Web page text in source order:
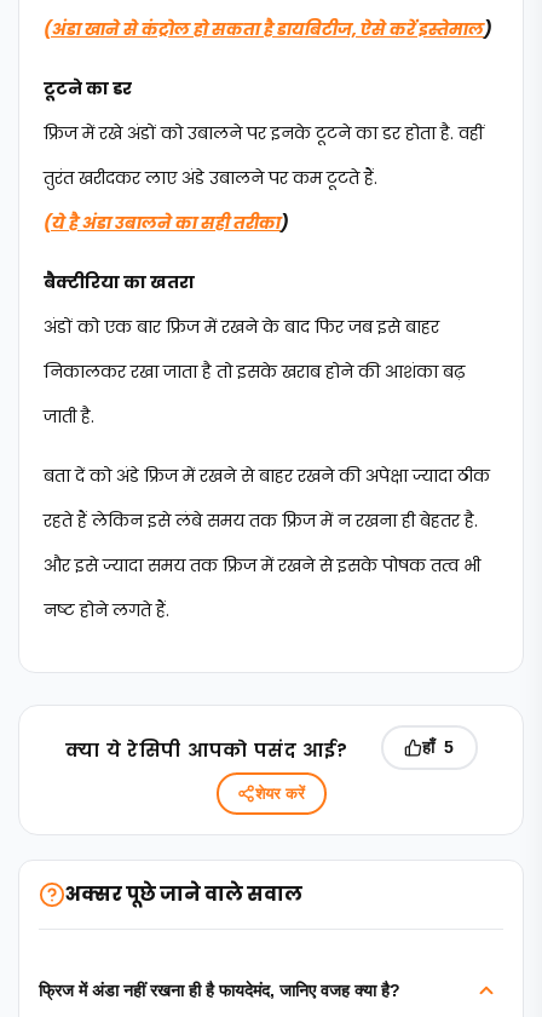
(अंडा खाने से कंट्रोल हो सकता है डायबिटीज, ऐसे करें इस्तेमाल)
टूटने का डर
फ्रिज में रखे अंडों को उबालने पर इनके टूटने का डर होता है. वहीं
तुरंत खरीदकर लाए अंडे उबालने पर कम टूटते हैं.
(ये है अंडा उबालने का सही तरीका)
बैक्टीरिया का खतरा
अंडों को एक बार फ्रिज में रखने के बाद फिर जब इसे बाहर
निकालकर रखा जाता है तो इसके खराब होने की आशंका बढ़
जाती है.
बता दें को अंडे फ्रिज में रखने से बाहर रखने की अपेक्षा ज्यादा ठीक
रहते हैं लेकिन इसे लंबे समय तक फ्रिज में न रखना ही बेहतर है.
और इसे ज्यादा समय तक फ्रिज में रखने से इसके पोषक तत्व भी
नष्ट होने लगते हैं.
क्‍या ये रेसिपी आपको पसंद आई? हाँ 5
शेयर करें
अक्सर पूछे जाने वाले सवाल
फ्रिज में अंडा नहीं रखना ही है फायदेमंद, जानिए वजह क्या है?